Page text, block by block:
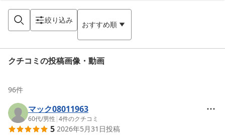
絞り込み おすすめ順
クチコミの投稿画像・動画
96件
マック08011963
60代/男性 |4件のクチコミ
5 2026年5月31日投稿